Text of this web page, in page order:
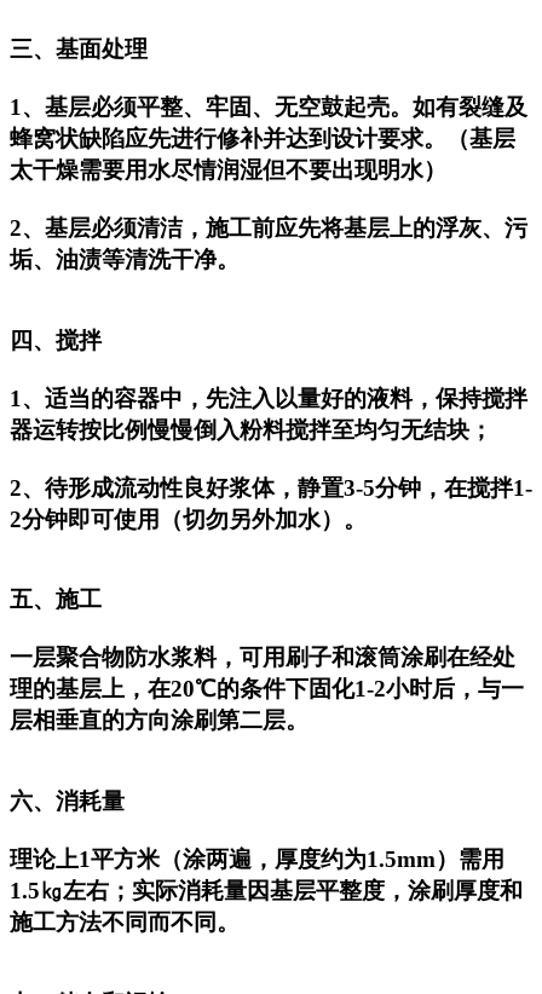
三、基面处理
1、基层必须平整、牢固、无空鼓起壳。如有裂缝及
蜂窝状缺陷应先进行修补并达到设计要求。（基层
太干燥需要用水尽情润湿但不要出现明水）
2、基层必须清洁，施工前应先将基层上的浮灰、污
垢、油渍等清洗干净。
四、搅拌
1、适当的容器中，先注入以量好的液料，保持搅拌
器运转按比例慢慢倒入粉料搅拌至均匀无结块；
2、待形成流动性良好浆体，静置3-5分钟，在搅拌1-
2分钟即可使用（切勿另外加水）。
五、施工
一层聚合物防水浆料，可用刷子和滚筒涂刷在经处
理的基层上，在20℃的条件下固化1-2小时后，与一
层相垂直的方向涂刷第二层。
六、消耗量
理论上1平方米（涂两遍，厚度约为1.5mm）需用
1.5㎏左右；实际消耗量因基层平整度，涂刷厚度和
施工方法不同而不同。